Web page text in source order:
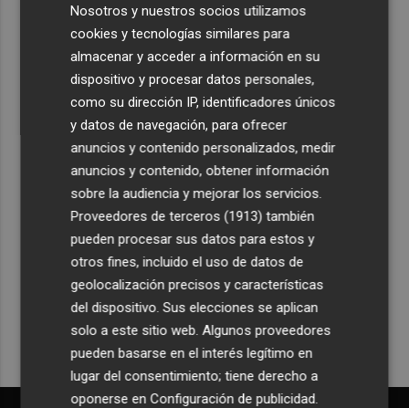
Company: “Estamos comenzando a ver el equipo que
queremos ver en la Liga”
Ocho helicópteros, un avión y más de 100 brigadas se
movilizan en Moratalla por un incendio forestal
Recibe toda la actualidad de
Plaza Podcast en tu correo
Quiero suscribirme
Nosotros y nuestros socios utilizamos
cookies y tecnologías similares para
almacenar y acceder a información en su
dispositivo y procesar datos personales,
como su dirección IP, identificadores únicos
y datos de navegación, para ofrecer
anuncios y contenido personalizados, medir
anuncios y contenido, obtener información
sobre la audiencia y mejorar los servicios.
Proveedores de terceros (1913) también
pueden procesar sus datos para estos y
otros fines, incluido el uso de datos de
geolocalización precisos y características
del dispositivo. Sus elecciones se aplican
solo a este sitio web. Algunos proveedores
pueden basarse en el interés legítimo en
lugar del consentimiento; tiene derecho a
oponerse enConfiguración de publicidad.